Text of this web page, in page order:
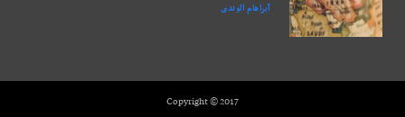
آبراهام الوندی
Copyright © 2017